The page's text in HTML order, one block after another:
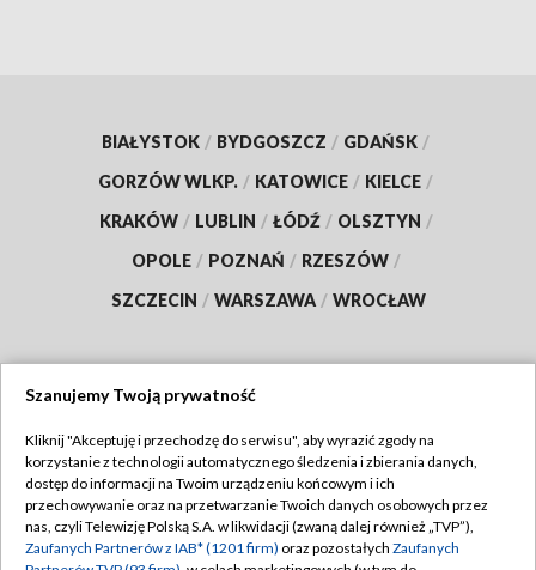
BIAŁYSTOK / BYDGOSZCZ / GDAŃSK /
GORZÓW WLKP. / KATOWICE / KIELCE /
KRAKÓW / LUBLIN / ŁÓDŹ / OLSZTYN /
OPOLE / POZNAŃ / RZESZÓW /
SZCZECIN / WARSZAWA / WROCŁAW
TVP
Abonament TVP
Emisja w TVP
Regulamin TVP
Polityka prywatności
Szanujemy Twoją prywatność
Kliknij "Akceptuję i przechodzę do serwisu", aby wyrazić zgody na
korzystanie z technologii automatycznego śledzenia i zbierania danych,
dostęp do informacji na Twoim urządzeniu końcowym i ich
przechowywanie oraz na przetwarzanie Twoich danych osobowych przez
nas, czyli Telewizję Polską S.A. w likwidacji (zwaną dalej również „TVP”),
Zaufanych Partnerów z IAB* (1201 firm) oraz pozostałych Zaufanych